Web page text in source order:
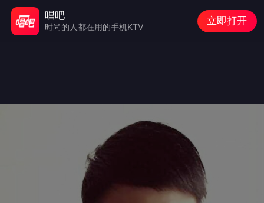
唱吧
时尚的人都在用的手机KTV
立即打开